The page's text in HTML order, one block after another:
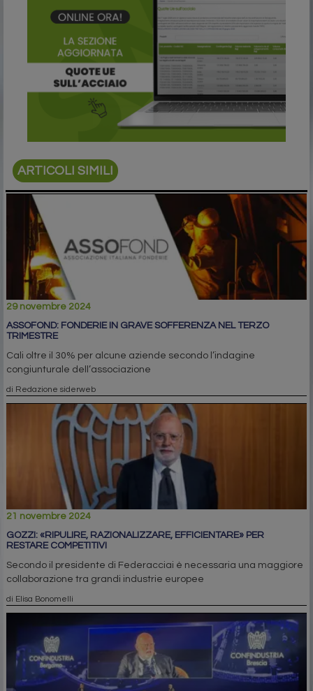
ARTICOLI SIMILI
29 novembre 2024
ASSOFOND: FONDERIE IN GRAVE SOFFERENZA NEL TERZO
TRIMESTRE
Cali oltre il 30% per alcune aziende secondo l’indagine
congiunturale dell’associazione
di Redazione siderweb
21 novembre 2024
GOZZI: «RIPULIRE, RAZIONALIZZARE, EFFICIENTARE» PER
RESTARE COMPETITIVI
Secondo il presidente di Federacciai è necessaria una maggiore
collaborazione tra grandi industrie europee
di Elisa Bonomelli